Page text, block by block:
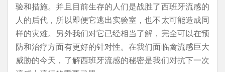
验和措施。并且目前生存的人们是战胜了西班牙流感的
人的后代，所以即便它逃出实验室，也不太可能造成同
样的灾难。另外我们对它已经相当了解，完全可以在预
防和治疗方面有更好的针对性。在我们面临禽流感巨大
威胁的今天，了解西班牙流感的秘密是我们对抗下一次